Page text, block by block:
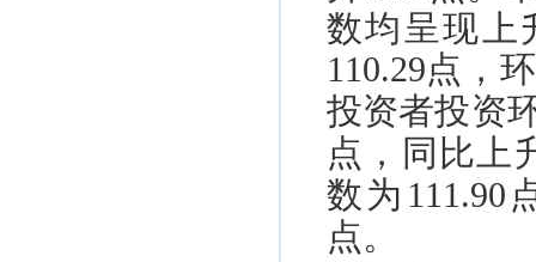
数均呈现上
110.29点，
投资者投资
点，同比上
数为 111.90
点。